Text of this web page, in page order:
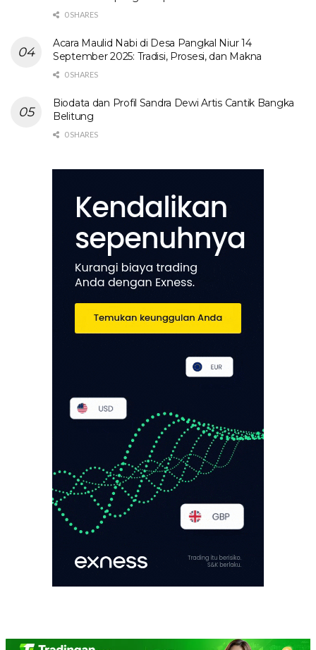
0 SHARES
Acara Maulid Nabi di Desa Pangkal Niur 14
September 2025: Tradisi, Prosesi, dan Makna
0 SHARES
Biodata dan Profil Sandra Dewi Artis Cantik Bangka
Belitung
0 SHARES